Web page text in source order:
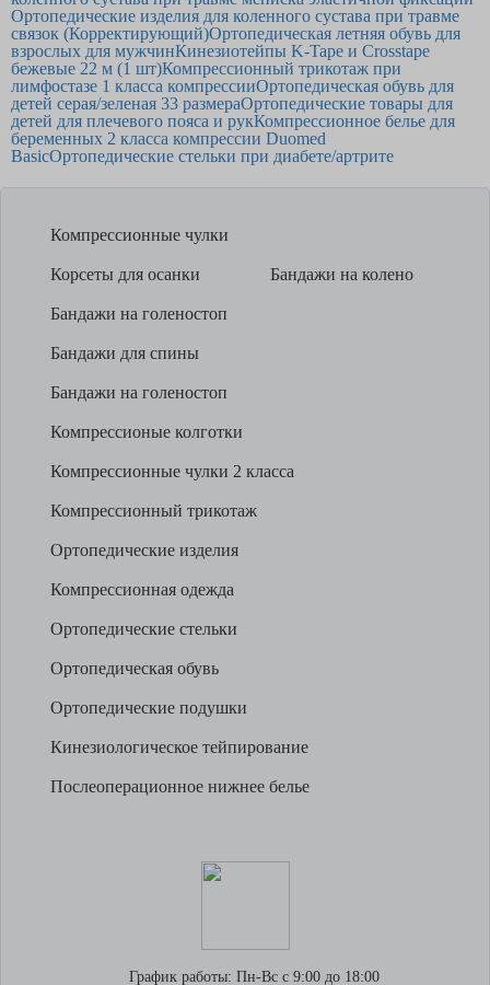
Ортопедические изделия для коленного сустава при травме
связок (Корректирующий)Ортопедическая летняя обувь для
взрослых для мужчинКинезиотейпы K-Tape и Crosstape
бежевые 22 м (1 шт)Компрессионный трикотаж при
лимфостазе 1 класса компрессииОртопедическая обувь для
детей серая/зеленая 33 размераОртопедические товары для
детей для плечевого пояса и рукКомпрессионное белье для
беременных 2 класса компрессии Duomed
BasicОртопедические стельки при диабете/артрите
Компрессионные чулки
Корсеты для осанки Бандажи на колено
Бандажи на голеностоп
Бандажи для спины
Бандажи на голеностоп
Компрессионые колготки
Компрессионные чулки 2 класса
Компрессионный трикотаж
Ортопедические изделия
Компрессионная одежда
Ортопедические стельки
Ортопедическая обувь
Ортопедические подушки
Кинезиологическое тейпирование
Послеоперационное нижнее белье
График работы: Пн-Вс с 9:00 до 18:00